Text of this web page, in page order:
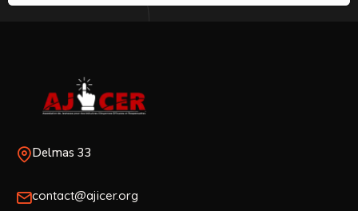
Delmas 33
contact@ajicer.org